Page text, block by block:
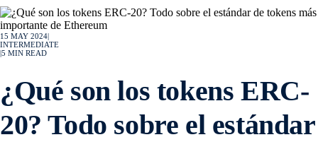
15 MAY 2024
INTERMEDIATE
5 MIN READ
¿Qué son los tokens ERC-
20? Todo sobre el estándar